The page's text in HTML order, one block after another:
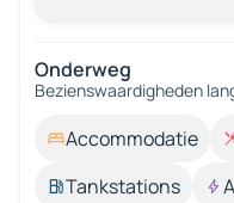
Onderweg
Bezienswaardigheden
Accommodatie
Tankstations